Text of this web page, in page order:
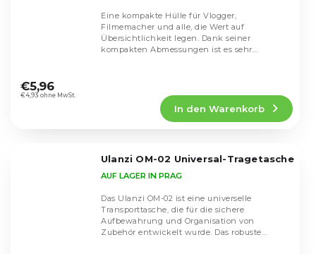
durchschnittliche
Produktbewertung
€4,93 ohne MwSt.
€5,96
In den Warenkorb
Eine kompakte Hülle für Vlogger,
Filmemacher und alle, die Wert auf
Übersichtlichkeit legen. Dank seiner
kompakten Abmessungen ist es sehr
Ulanzi OM-02 Universal-Tragetasche
AUF LAGER IN PRAG
Das Ulanzi OM-02 ist eine universelle
Transporttasche, die für die sichere
Aufbewahrung und Organisation von
Zubehör entwickelt wurde. Das robuste